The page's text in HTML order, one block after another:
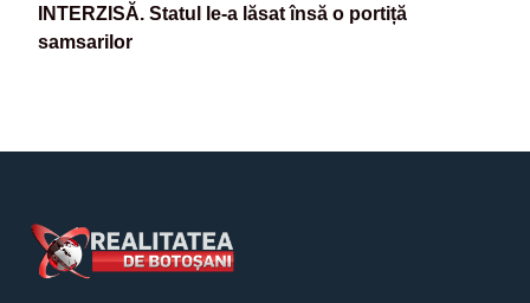
INTERZISĂ. Statul le-a lăsat însă o portiță
samsarilor